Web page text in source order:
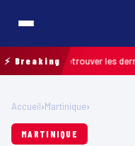
⚡ Breaking
pour retrouver les derniers
Accueil›Martinique›
MARTINIQUE